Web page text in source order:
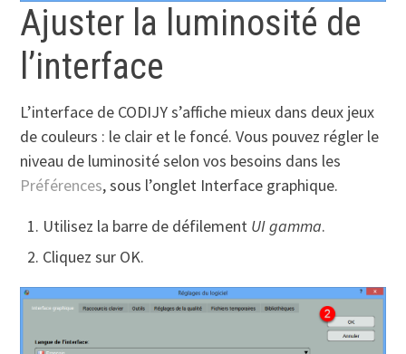
Ajuster la luminosité de
l’interface
L’interface de CODIJY s’affiche mieux dans deux jeux
de couleurs : le clair et le foncé. Vous pouvez régler le
niveau de luminosité selon vos besoins dans les
Préférences, sous l’onglet Interface graphique.
Utilisez la barre de défilement UI gamma.
Cliquez sur OK.